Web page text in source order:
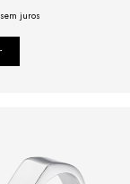
sem juros